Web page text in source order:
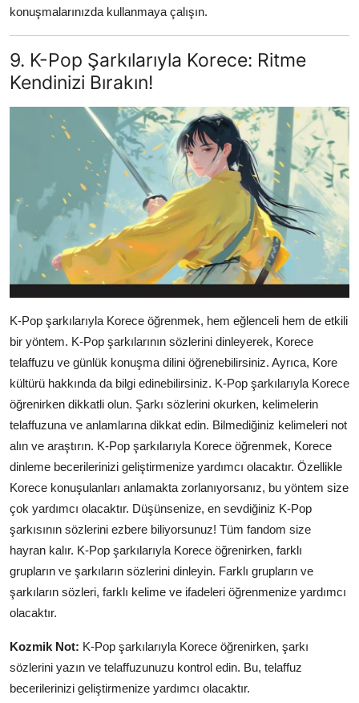
konuşmalarınızda kullanmaya çalışın.
9. K-Pop Şarkılarıyla Korece: Ritme
Kendinizi Bırakın!
K-Pop şarkılarıyla Korece öğrenmek, hem eğlenceli hem de etkili
bir yöntem. K-Pop şarkılarının sözlerini dinleyerek, Korece
telaffuzu ve günlük konuşma dilini öğrenebilirsiniz. Ayrıca, Kore
kültürü hakkında da bilgi edinebilirsiniz. K-Pop şarkılarıyla Korece
öğrenirken dikkatli olun. Şarkı sözlerini okurken, kelimelerin
telaffuzuna ve anlamlarına dikkat edin. Bilmediğiniz kelimeleri not
alın ve araştırın. K-Pop şarkılarıyla Korece öğrenmek, Korece
dinleme becerilerinizi geliştirmenize yardımcı olacaktır. Özellikle
Korece konuşulanları anlamakta zorlanıyorsanız, bu yöntem size
çok yardımcı olacaktır. Düşünsenize, en sevdiğiniz K-Pop
şarkısının sözlerini ezbere biliyorsunuz! Tüm fandom size
hayran kalır. K-Pop şarkılarıyla Korece öğrenirken, farklı
grupların ve şarkıların sözlerini dinleyin. Farklı grupların ve
şarkıların sözleri, farklı kelime ve ifadeleri öğrenmenize yardımcı
olacaktır.
Kozmik Not: K-Pop şarkılarıyla Korece öğrenirken, şarkı
sözlerini yazın ve telaffuzunuzu kontrol edin. Bu, telaffuz
becerilerinizi geliştirmenize yardımcı olacaktır.